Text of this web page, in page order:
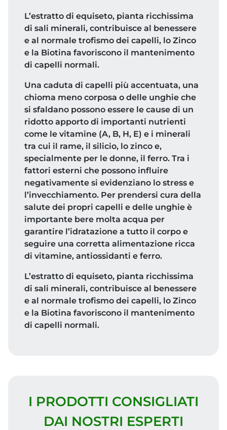
L’estratto di equiseto, pianta ricchissima
di sali minerali, contribuisce al benessere
e al normale trofismo dei capelli, lo Zinco
e la Biotina favoriscono il mantenimento
di capelli normali.
Una caduta di capelli più accentuata, una
chioma meno corposa o delle unghie che
si sfaldano possono essere le cause di un
ridotto apporto di importanti nutrienti
come le vitamine (A, B, H, E) e i minerali
tra cui il rame, il silicio, lo zinco e,
specialmente per le donne, il ferro. Tra i
fattori esterni che possono influire
negativamente si evidenziano lo stress e
l’invecchiamento. Per prendersi cura della
salute dei propri capelli e delle unghie è
importante bere molta acqua per
garantire l’idratazione a tutto il corpo e
seguire una corretta alimentazione ricca
di vitamine, antiossidanti e ferro.
L’estratto di equiseto, pianta ricchissima
di sali minerali, contribuisce al benessere
e al normale trofismo dei capelli, lo Zinco
e la Biotina favoriscono il mantenimento
di capelli normali.
I PRODOTTI CONSIGLIATI
DAI NOSTRI ESPERTI